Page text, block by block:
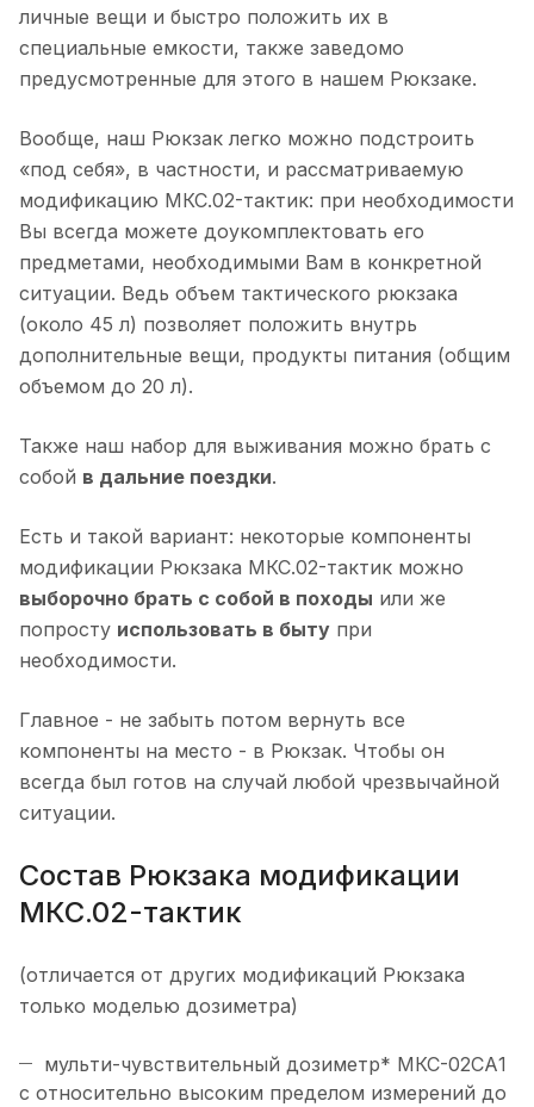
личные вещи и быстро положить их в
специальные емкости, также заведомо
предусмотренные для этого в нашем Рюкзаке.
Вообще, наш Рюкзак легко можно подстроить
«под себя», в частности, и рассматриваемую
модификацию МКС.02-тактик: при необходимости
Вы всегда можете доукомплектовать его
предметами, необходимыми Вам в конкретной
ситуации. Ведь объем тактического рюкзака
(около 45 л) позволяет положить внутрь
дополнительные вещи, продукты питания (общим
объемом до 20 л).
Также наш набор для выживания можно брать с
собой в дальние поездки.
Есть и такой вариант: некоторые компоненты
модификации Рюкзака МКС.02-тактик можно
выборочно брать с собой в походы или же
попросту использовать в быту при
необходимости.
Главное - не забыть потом вернуть все
компоненты на место - в Рюкзак. Чтобы он
всегда был готов на случай любой чрезвычайной
ситуации.
Состав Рюкзака модификации
МКС.02-тактик
(отличается от других модификаций Рюкзака
только моделью дозиметра)
мульти-чувствительный дозиметр* МКС-02СА1
с относительно высоким пределом измерений до